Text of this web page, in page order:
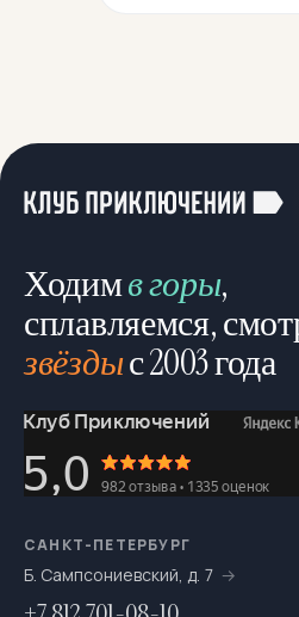
Ходимв горы,
сплавляемся,
звёздыс 2003 года
САНКТ-ПЕТЕРБУРГ
Б. Сампсониевский, д. 7